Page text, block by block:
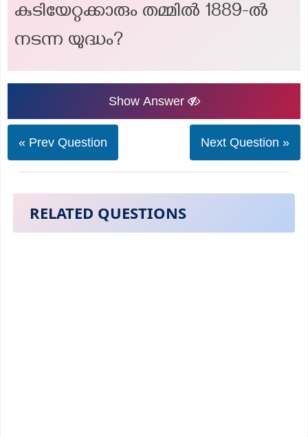
കുടിയേറ്റക്കാരും തമ്മിൽ 1889-ൽ
നടന്ന യുദ്ധം?
Show Answer
« Prev Question Next Question »
RELATED QUESTIONS